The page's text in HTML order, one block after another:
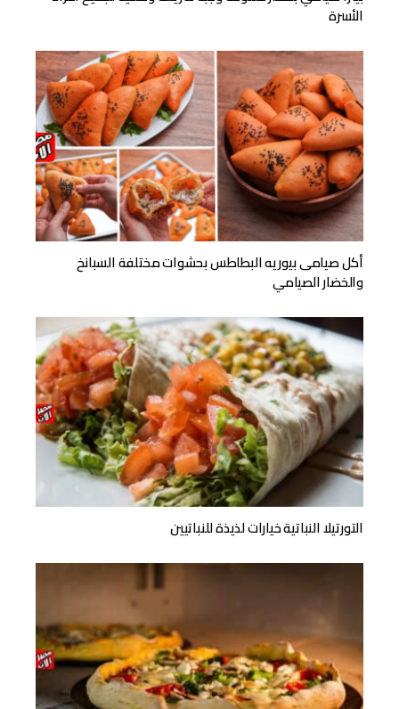
الأسرة
أكل صيامى بيوريه البطاطس بحشوات مختلفة السبانخ
والخضار الصيامي
التورتيلا النباتية خيارات لذيذة للنباتيين